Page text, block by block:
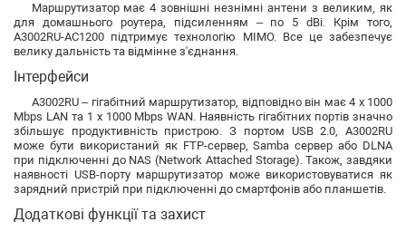
Маршрутизатор має 4 зовнішні незнімні антени з великим, як
для домашнього роутера, підсиленням – по 5 dBi. Крім того,
A3002RU-AC1200 підтримує технологію MIMO. Все це забезпечує
велику дальність та відмінне з'єднання.
Інтерфейси
A3002RU – гігабітний маршрутизатор, відповідно він має 4 х 1000
Mbps LAN та 1 х 1000 Mbps WAN. Наявність гігабітних портів значно
збільшує продуктивність пристрою. З портом USB 2.0, A3002RU
може бути використаний як FTP-сервер, Samba сервер або DLNA
при підключенні до NAS (Network Attached Storage). Також, завдяки
наявності USB-порту маршрутизатор може використовуватися як
зарядний пристрій при підключенні до смартфонів або планшетів.
Додаткові функції та захист